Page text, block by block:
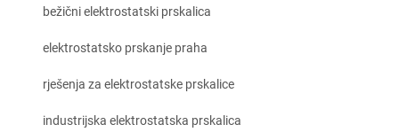
bežični elektrostatski prskalica
elektrostatsko prskanje praha
rješenja za elektrostatske prskalice
industrijska elektrostatska prskalica